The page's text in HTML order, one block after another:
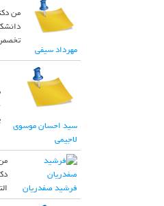
مهرداد سیفی
سید احسان موسوی
لاجیمی
فرشید صفدریان